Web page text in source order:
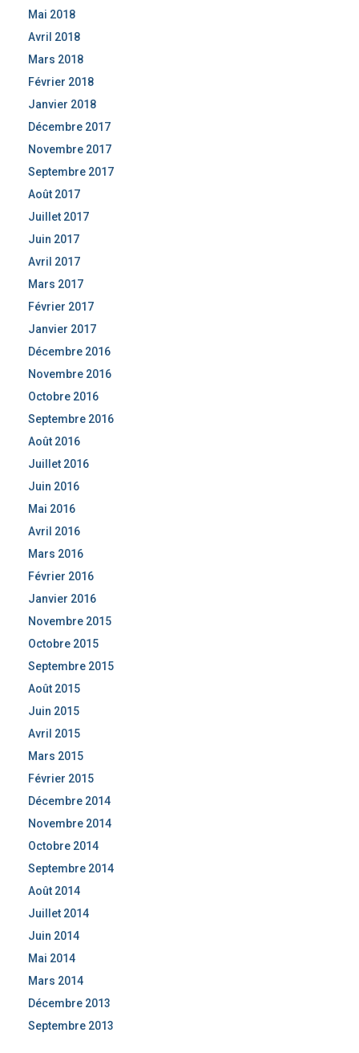
Mai 2018
Avril 2018
Mars 2018
Février 2018
Janvier 2018
Décembre 2017
Novembre 2017
Septembre 2017
Août 2017
Juillet 2017
Juin 2017
Avril 2017
Mars 2017
Février 2017
Janvier 2017
Décembre 2016
Novembre 2016
Octobre 2016
Septembre 2016
Août 2016
Juillet 2016
Juin 2016
Mai 2016
Avril 2016
Mars 2016
Février 2016
Janvier 2016
Novembre 2015
Octobre 2015
Septembre 2015
Août 2015
Juin 2015
Avril 2015
Mars 2015
Février 2015
Décembre 2014
Novembre 2014
Octobre 2014
Septembre 2014
Août 2014
Juillet 2014
Juin 2014
Mai 2014
Mars 2014
Décembre 2013
Septembre 2013